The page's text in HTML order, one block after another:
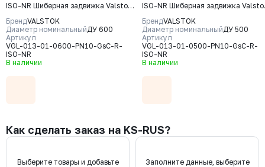
ISO-NR Шиберная задвижка Valstok,
серия VGL, DN 0600, PN10, редуктор
(ISO-фланец), выдвижной шток,
корпус GJS-400-15 (GGG40) нож
AISI304, уплотнение Natural Rubber
БрендVALSTOK
Диаметр номинальныйДУ 600
Артикул
VGL-013-01-0600-PN10-GsC-R-
ISO-NR
В наличии
ISO-NR Шиберная задвижка
серия VGL, DN 0500, PN10,
(ISO-фланец) выдвижной шток,
корпус GJS-400-15 (GGG40) нож
AISI304, уплотнение Natural
БрендVALSTOK
Диаметр номинальныйДУ 500
Артикул
VGL-013-01-0500-PN10-GsC-R-
ISO-NR
В наличии
Как сделать заказ на KS-RUS?
Выберите товары и добавьте
Заполните данные, выберите